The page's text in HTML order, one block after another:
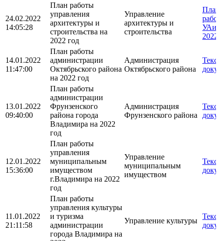
24.02.2022
14:05:28
План работы
управления
архитектуры и
строительства на
2022 год
Управление
архитектуры и
строительства
План
14.01.2022
11:47:00
План работы
администрации
Октябрьского района
на 2022 год
Администрация
Октябрьского района
13.01.2022
09:40:00
План работы
администрации
Фрунзенского
района города
Владимира на 2022
год
Администрация
Фрунзенского района
12.01.2022
15:36:00
План работы
управления
муниципальным
имуществом
г.Владимира на 2022
год
Управление
муниципальным
имуществом
11.01.2022
21:11:58
План работы
управления культуры
и туризма
администрации
города Владимира на
Управление культуры